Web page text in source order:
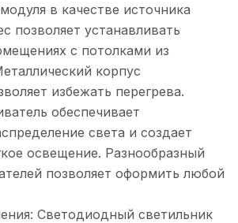
в качестве источника
позволяет устанавливать
с потолками из
корпус
избежать перегрева.
обеспечивает
света и создает
освещение. Разнообразный
позволяет оформить любой
Светодиодный светильник